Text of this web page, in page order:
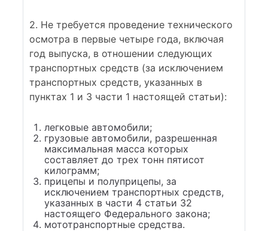
2. Не требуется проведение технического
осмотра в первые четыре года, включая
год выпуска, в отношении следующих
транспортных средств (за исключением
транспортных средств, указанных в
пунктах 1 и 3 части 1 настоящей статьи):
легковые автомобили;
грузовые автомобили, разрешенная
максимальная масса которых
составляет до трех тонн пятисот
килограмм;
прицепы и полуприцепы, за
исключением транспортных средств,
указанных в части 4 статьи 32
настоящего Федерального закона;
мототранспортные средства.